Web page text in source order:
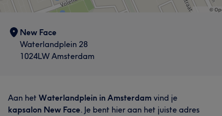
New Face
Waterlandplein 28
1024LW Amsterdam
Aan het Waterlandplein in Amsterdam vind je
kapsalon New Face. Je bent hier aan het juiste adres